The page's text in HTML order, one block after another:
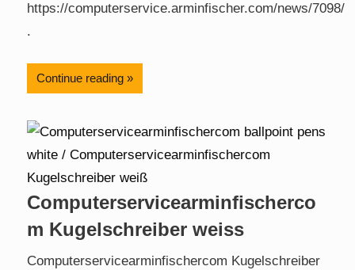
https://computerservice.arminfischer.com/news/7098/
.
Continue reading
Computerservicearminfischerco
m Kugelschreiber weiss
Computerservicearminfischercom Kugelschreiber